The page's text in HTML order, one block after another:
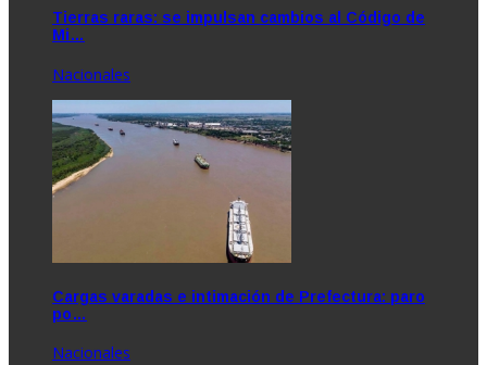
Tierras raras: se impulsan cambios al Código de
Mi…
Nacionales
Cargas varadas e intimación de Prefectura: paro
po…
Nacionales